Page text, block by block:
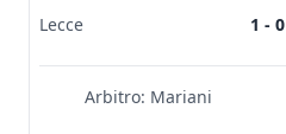
Lecce 1 - 0
Arbitro: Mariani